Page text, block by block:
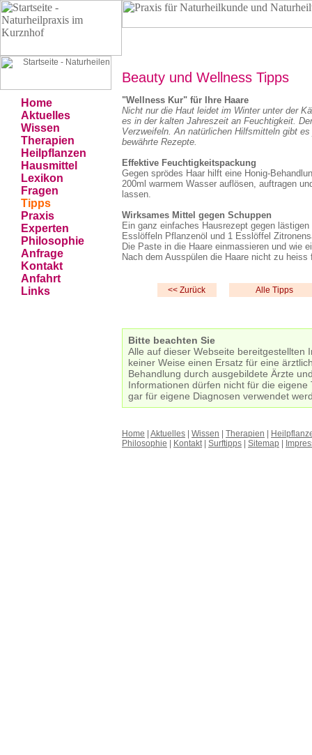
Home
Aktuelles
Wissen
Therapien
Heilpflanzen
Hausmittel
Lexikon
Fragen
Tipps
Praxis
Experten
Philosophie
Anfrage
Kontakt
Anfahrt
Links
Beauty und Wellness Tipps
"Wellness Kur" für Ihre Haare
Nicht nur die Haut leidet im Winter unter der
es in der kalten Jahreszeit an Feuchtigkeit.
Verzweifeln. An natürlichen Hilfsmitteln gibt
bewährte Rezepte.
Effektive Feuchtigkeitspackung
Gegen sprödes Haar hilft eine Honig-
200ml warmem Wasser auflösen, auftragen
lassen.
Wirksames Mittel gegen Schuppen
Ein ganz einfaches Hausrezept gegen
Esslöffeln Pflanzenöl und 1 Esslöffel
Die Paste in die Haare einmassieren und wie
Nach dem Ausspülen die Haare nicht zu heiss
<< Zurück Alle Tipps
Bitte beachten Sie
Alle auf dieser Webseite bereitgestellten
keiner Weise einen Ersatz für eine
Behandlung durch ausgebildete Ärzte
Informationen dürfen nicht für die
gar für eigene Diagnosen verwendet
Home Aktuelles Wissen Therapien
Philosophie
Kontakt| Surftipps Sitemap